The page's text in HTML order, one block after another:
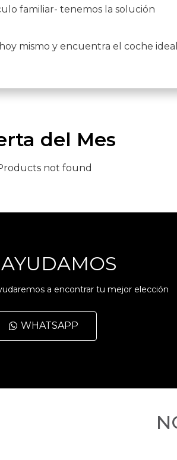
familiar- tenemos la solución
mismo y encuentra el coche
del Mes
not found
a encontrar tu mejor elección
WHATSAPP